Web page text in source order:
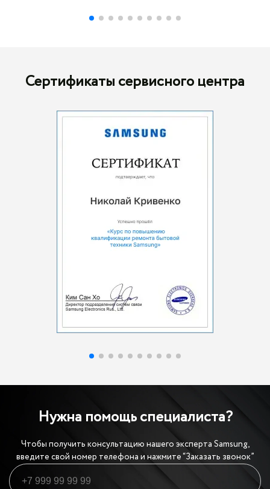
Сертификаты сервисного центра
Нужна помощь специалиста?
Чтобы получить консультацию нашего эксперта Samsung,
введите свой номер телефона и нажмите “Заказать звонок”